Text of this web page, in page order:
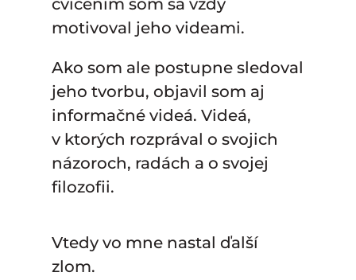
cvičením som sa vždy
motivoval jeho videami.
Ako som ale postupne sledoval
jeho tvorbu, objavil som aj
informačné videá. Videá,
v ktorých rozprával o svojich
názoroch, radách a o svojej
filozofii.
Vtedy vo mne nastal ďalší
zlom.